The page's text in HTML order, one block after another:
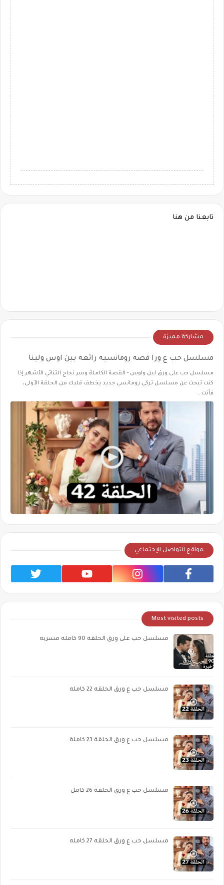
تابعنا من هنا
مشاركة مميزة
مسلسل حب ع ورا قصه رومانسيه رائعه بين اوس ولينا
مسلسل حب على ورق لين واوس - القصة الكاملة وسر نجاح الثنائي الأشهر إذا
كنت تبحث عن مسلسل تركي رومانسي جديد يخطف قلبك من الحلقة الأولى،
فأنت…
مواقع التواصل الإجتماعي
Most visited posts
مسلسل حب على ورق الحلقه 90 كامله مسربه
مسلسل حب ع ورق الحلقه 22 كامله
مسلسل حب ع ورق الحلقة 23 كاملة
مسلسل حب ع ورق الحلقة 26 كامل
مسلسل حب ع ورق الحلقه 27 كامله